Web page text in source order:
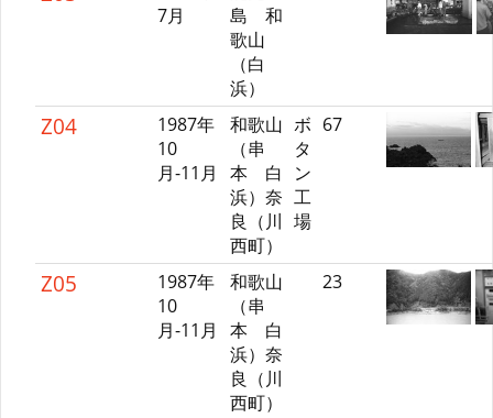
7月
島 和
歌山
（白
浜）
Z04
1987年
10
月-11月
和歌山
（串
本 白
浜）奈
良（川
西町）
ボ
タ
ン
工
場
67
Z05
1987年
10
月-11月
和歌山
（串
本 白
浜）奈
良（川
西町）
23